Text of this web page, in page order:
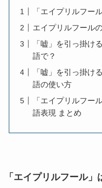
「エイプリルフー
エイプリルフール
「嘘」を引っ掛け
語で？
「嘘」を引っ掛け
語の使い方
「エイプリルフー
語表現 まとめ
「エイプリルフール」